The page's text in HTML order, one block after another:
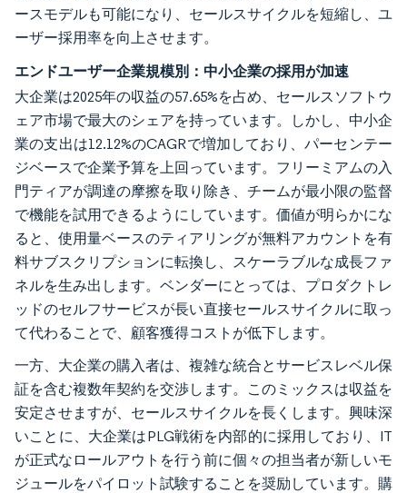
ースモデルも可能になり、セールスサイクルを短縮し、ユ
ーザー採用率を向上させます。
エンドユーザー企業規模別：中小企業の採用が加速
大企業は2025年の収益の57.65%を占め、セールスソフトウ
ェア市場で最大のシェアを持っています。しかし、中小企
業の支出は12.12%のCAGRで増加しており、パーセンテー
ジベースで企業予算を上回っています。フリーミアムの入
門ティアが調達の摩擦を取り除き、チームが最小限の監督
で機能を試用できるようにしています。価値が明らかにな
ると、使用量ベースのティアリングが無料アカウントを有
料サブスクリプションに転換し、スケーラブルな成長ファ
ネルを生み出します。ベンダーにとっては、プロダクトレ
ッドのセルフサービスが長い直接セールスサイクルに取っ
て代わることで、顧客獲得コストが低下します。
一方、大企業の購入者は、複雑な統合とサービスレベル保
証を含む複数年契約を交渉します。このミックスは収益を
安定させますが、セールスサイクルを長くします。興味深
いことに、大企業はPLG戦術を内部的に採用しており、IT
が正式なロールアウトを行う前に個々の担当者が新しいモ
ジュールをパイロット試験することを奨励しています。購